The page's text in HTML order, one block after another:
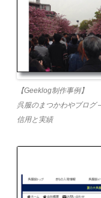
【Geeklog制作事例】
呉服のまつかわやブログ
信用と実績